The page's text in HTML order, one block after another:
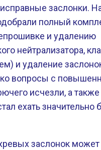
заслонки.
полный
и удалению
нейтрализатора,
и удаление
вопросы с
исчезли, а также
ехать значительно
заслонок может